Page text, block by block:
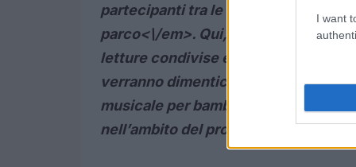
I want
partecipanti tra le 16:30 e le 18:30
parco<\/em>. Qui, i visitatori
letture condivise e immergersi in
verranno dimenticati: dalle 17:00 in
musicale per bambini dai 0 ai 4
nell’ambito del progetto
Nati per la